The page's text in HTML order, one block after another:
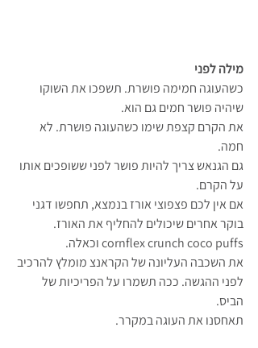
מילה לפני
כשהעוגה חמימה פושרת. תשפכו את השוקו
שיהיה פושר חמים גם הוא.
את הקרם קצפת שימו כשהעוגה פושרת. לא
חמה.
גם הגנאש צריך להיות פושר לפני ששופכים אותו
על הקרם.
אם אין לכם פצפוצי אורז בנמצא, תחפשו דגני
בוקר אחרים שיכולים להחליף את האורז.
cornflex crunch coco puffs וכאלה.
את השכבה העליונה של הקראנצ מומלץ להרכיב
לפני ההגשה. ככה תשמרו על הפריכיות של
הביס.
תאחסנו את העוגה במקרר.